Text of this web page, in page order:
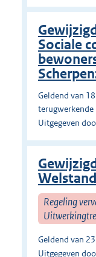
Sociale
Geldend van
Uitgegeven
Regeling
Geldend van
Uitgegeven